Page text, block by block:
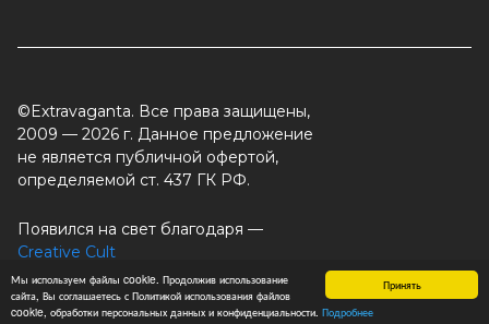
Принять
Мы используем файлы cookie. Продолжив использование
сайта, Вы соглашаетесь с Политикой использования файлов
cookie, обработки персональных данных и конфиденциальности. Подробнее
©Extravaganta. Все права защищены,
2009 — 2026 г. Данное предложение
не является публичной офертой,
определяемой ст. 437 ГК РФ.
Появился на свет благодаря —
Creative Cult
Работает на платформе —Ready Script